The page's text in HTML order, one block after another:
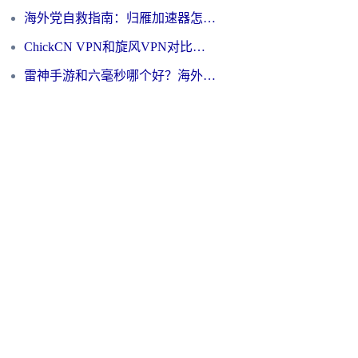
海外党自救指南：归雁加速器怎么样？教你避开坑实现国内资源无缝访问
ChickCN VPN和旋风VPN对比哪个回国效果更好？海外用户的选择困境与出路
雷神手游和六毫秒哪个好？海外党如何真正解锁国内资源